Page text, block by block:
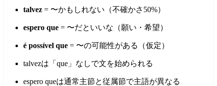
talvez = 〜かもしれない（不確かさ50%）
espero que = 〜だといいな（願い・希望）
é possível que = 〜の可能性がある（仮定）
talvezは「que」なしで文を始められる
espero queは通常主節と従属節で主語が異なる